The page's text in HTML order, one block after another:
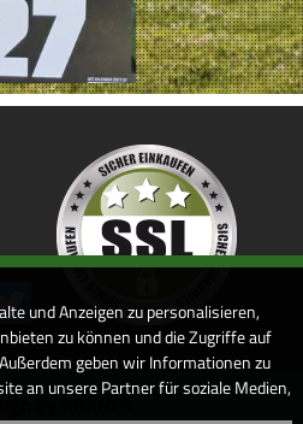
by ARANES
und Anzeigen zu personalisieren,
zu können und die Zugriffe auf
geben wir Informationen zu
an unsere Partner für soziale Medien,